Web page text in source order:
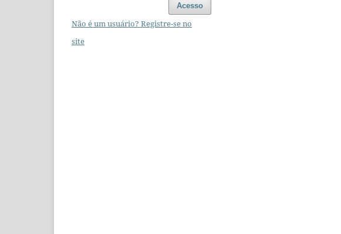
Acesso
Não é um usuário? Registre-se no
site